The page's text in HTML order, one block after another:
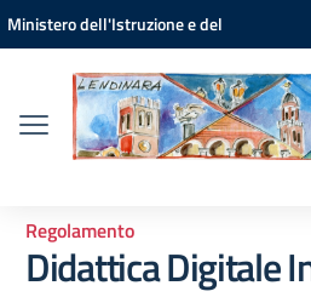
Vai ai contenuti
Vai al menu di navigazione
Vai al footer
Ministero dell'Istruzione e del
Istituto
Comprensivo
Lendinara
(RO)
Regolamento
Didattica Digitale